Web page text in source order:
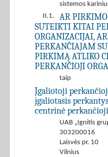
sistemos
II.1.
AR
SUTEIKTI KITAI
ORGANIZACIJAI,
PERKANČIAJAM
PIRKIMĄ ATLIKO
PERKANČIOJI
taip
Įgaliotoji
įgaliotasis
centrinė
UAB „Ignitis
303200016
Laisvės pr. 10
Vilnius